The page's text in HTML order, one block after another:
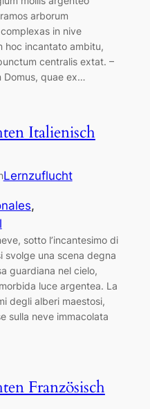
arborum
in nive
hoc incantato ambitu,
centralis extat. –
Domus, quae ex…
Italienisch
Lernzuflucht
sotto l’incantesimo di
svolge una scena degna
guardiana nel cielo,
luce argentea. La
degli alberi maestosi,
sulla neve immacolata
Französisch